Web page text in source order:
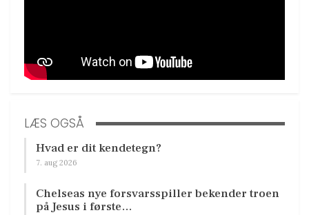
LÆS OGSÅ
Hvad er dit kendetegn?
7. aug 2026
Chelseas nye forsvarsspiller bekender troen
på Jesus i første…